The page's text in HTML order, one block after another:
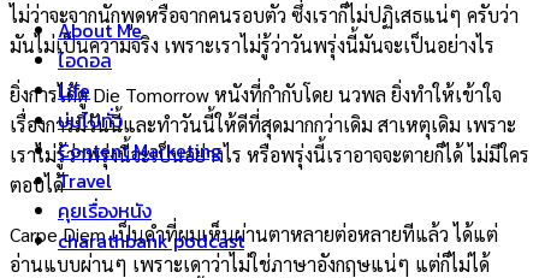
About Me
ไอดอล
Life
บ่นไปทั่ว
Content Marketing
Travel
คุยเรื่องหนัง
charathbank podcast
ไม่ว่าจะจากนักพูดหรือจากคนรอบตัว ซึ่งเราก็ไม่ปฏิเสธแน่ๆ ครับว่า
มันไม่เป็นความจริง เพราะเราไม่รู้ว่าวันพรุ่งนี้มันจะเป็นอย่างไร
ยิ่งการได้ดู Die Tomorrow หนังที่กำกับโดย นวพล ยิ่งทำให้เข้าใจ
เรื่องการมีวันนี้และทำวันนี้ให้ดีที่สุดมากกว่าเดิม สาเหตุเดิม เพราะ
เราไม่รู้ว่าพรุ่งนี้จะเป็นอย่างไร หรือพรุ่งนี้เราอาจจะตายก็ได้ ไม่มีใคร
ตอบได้
Carpe Diem เป็นคำที่ผมเห็นผ่านตาหลายต่อหลายทีแล้ว ได้แต่
อ่านแบบผ่านๆ เพราะเดาว่าไม่ใช่ภาษาอังกฤษแน่ๆ แต่ก็ไม่ได้